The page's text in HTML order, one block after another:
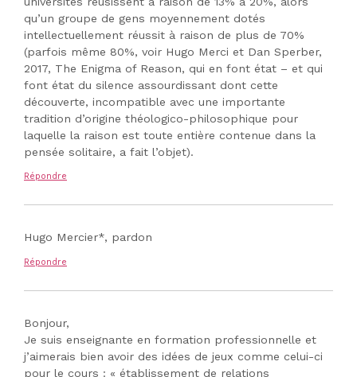
qu’un groupe de gens moyennement dotés
intellectuellement réussit à raison de plus de 70%
(parfois même 80%, voir Hugo Merci et Dan Sperber,
2017, The Enigma of Reason, qui en font état – et qui
font état du silence assourdissant dont cette
découverte, incompatible avec une importante
tradition d’origine théologico-philosophique pour
laquelle la raison est toute entière contenue dans la
pensée solitaire, a fait l’objet).
Répondre
Hugo Mercier*, pardon
Répondre
Bonjour,
Je suis enseignante en formation professionnelle et
j’aimerais bien avoir des idées de jeux comme celui-ci
pour le cours : « établissement de relations